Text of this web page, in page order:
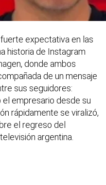
expectativa en las
historia de Instagram
donde ambos
de un mensaje
sus seguidores:
el empresario desde su
rápidamente se viralizó,
el regreso del
argentina.